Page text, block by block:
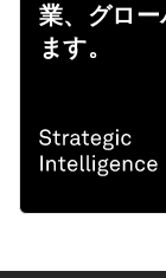
業、グロ
ます。